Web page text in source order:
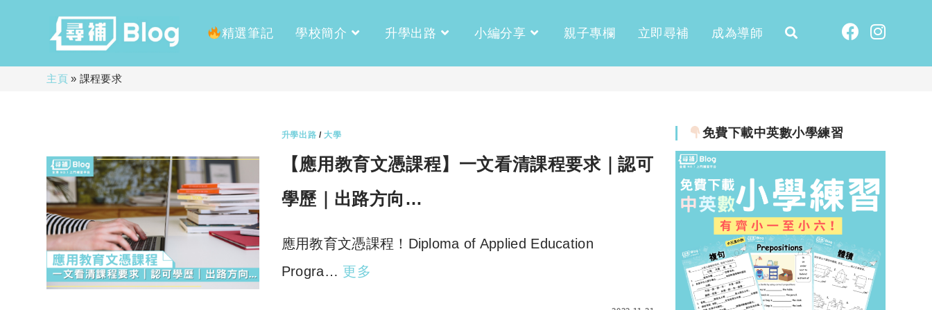
精選筆記 學校簡介 升學出路 小編分享 親子專欄 立即尋補 成為導師
主頁» 課程要求
升學出路 /大學
【應用教育文憑課程】一文看清課程要求｜認可
學歷｜出路方向…
應用教育文憑課程！Diploma of Applied Education
Progra… 更多
免費下載中英數小學練習